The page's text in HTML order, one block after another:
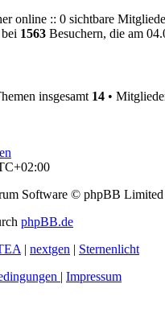
online :: 0 sichtbare
1563 Besuchern, die am
insgesamt 14 •
Software © phpBB Limited
phpBB.de
| nextgen | Sternenlicht
| Impressum